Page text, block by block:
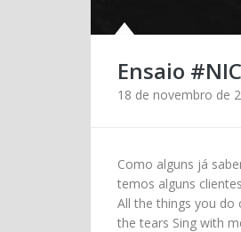
Ensaio
18 de novembro de
Como alguns já
temos alguns
All the things you do
the tears Sing with